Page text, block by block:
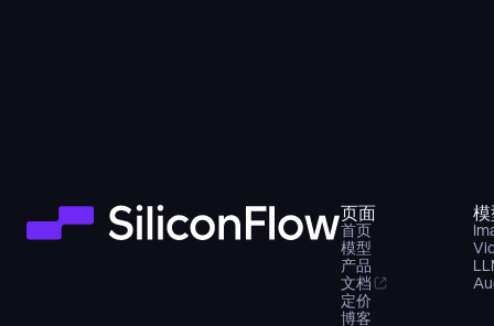
页面
首页
模型
产品
文档
定价
博客